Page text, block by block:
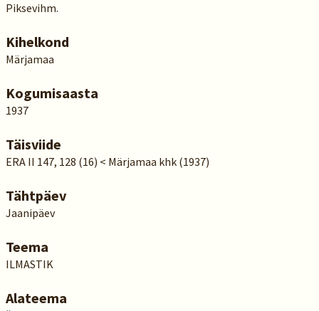
Piksevihm.
Kihelkond
Märjamaa
Kogumisaasta
1937
Täisviide
ERA II 147, 128 (16) < Märjamaa khk (1937)
Tähtpäev
Jaanipäev
Teema
ILMASTIK
Alateema